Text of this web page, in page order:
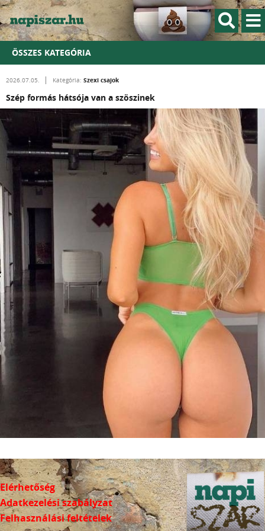
ÖSSZES KATEGÓRIA
2026.07.05. Kategória: Szexi csajok
Szép formás hátsója van a szöszinek
Elérhetőség
Adatkezelési szabályzat
Felhasználási feltételek